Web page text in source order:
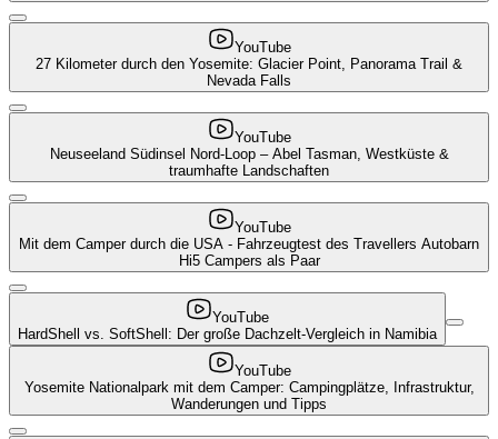
YouTube
27 Kilometer durch den Yosemite: Glacier Point, Panorama Trail &
Nevada Falls
YouTube
Neuseeland Südinsel Nord-Loop – Abel Tasman, Westküste &
traumhafte Landschaften
YouTube
Mit dem Camper durch die USA - Fahrzeugtest des Travellers Autobarn
Hi5 Campers als Paar
YouTube
HardShell vs. SoftShell: Der große Dachzelt-Vergleich in Namibia
YouTube
Yosemite Nationalpark mit dem Camper: Campingplätze, Infrastruktur,
Wanderungen und Tipps